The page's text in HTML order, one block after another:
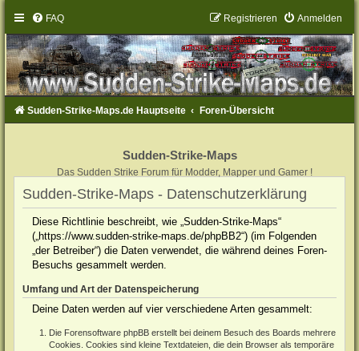
FAQ Anmelden
Registrieren
Sudden-Strike-Maps.de Hauptseite Foren-Übersicht
Sudden-Strike-Maps
Das Sudden Strike Forum für Modder, Mapper und Gamer !
Sudden-Strike-Maps - Datenschutzerklärung
Diese Richtlinie beschreibt, wie „Sudden-Strike-Maps“
(„https://www.sudden-strike-maps.de/phpBB2“) (im Folgenden
„der Betreiber“) die Daten verwendet, die während deines Foren-
Besuchs gesammelt werden.
Umfang und Art der Datenspeicherung
Deine Daten werden auf vier verschiedene Arten gesammelt:
Die Forensoftware phpBB erstellt bei deinem Besuch des Boards mehrere
Cookies. Cookies sind kleine Textdateien, die dein Browser als temporäre